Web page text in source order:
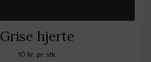
Grise hjerte
10 kr. pr. stk.